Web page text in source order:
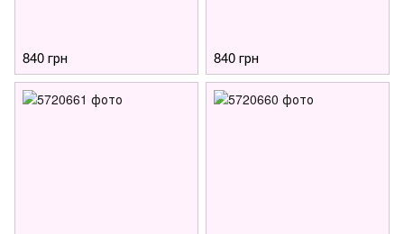
840 грн 840 грн